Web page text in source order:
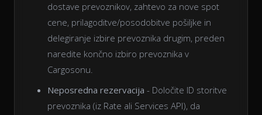
dostave prevoznikov, zahtevo za nove spot
cene, prilagoditve/posodobitve pošiljke in
delegiranje izbire prevoznika drugim, preden
naredite končno izbiro prevoznika v
Cargosonu.
Neposredna rezervacija - Določite ID storitve
prevoznika (iz Rate ali Services API), da